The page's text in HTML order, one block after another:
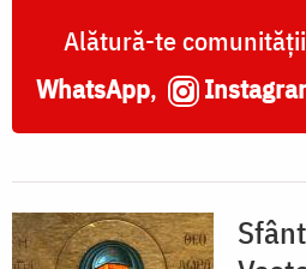
Alătură-te
WhatsApp,